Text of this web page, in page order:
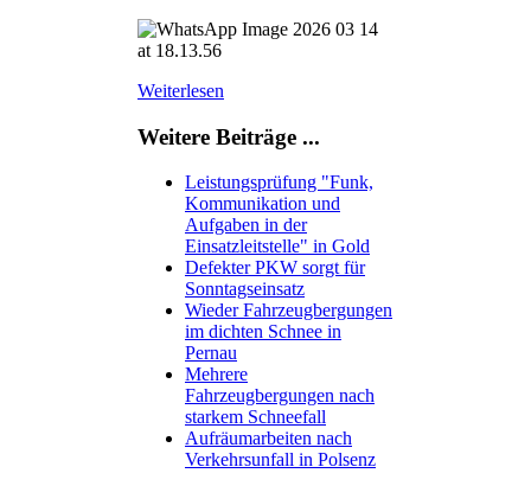
Weiterlesen
Weitere Beiträge ...
Leistungsprüfung "Funk,
Kommunikation und
Aufgaben in der
Einsatzleitstelle" in Gold
Defekter PKW sorgt für
Sonntagseinsatz
Wieder Fahrzeugbergungen
im dichten Schnee in
Pernau
Mehrere
Fahrzeugbergungen nach
starkem Schneefall
Aufräumarbeiten nach
Verkehrsunfall in Polsenz